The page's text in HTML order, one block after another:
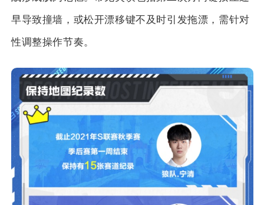
早导致撞墙，或松开漂移键不及时引发拖漂，需针对
性调整操作节奏。